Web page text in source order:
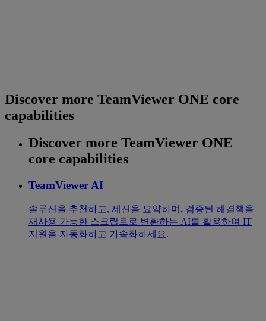
Discover more TeamViewer ONE core
capabilities
Discover more TeamViewer ONE
core capabilities
TeamViewer AI
솔루션을 추천하고, 세션을 요약하며, 검증된 해결책을
재사용 가능한 스크립트로 변환하는 AI를 활용하여 IT
지원을 자동화하고 가속화하세요.